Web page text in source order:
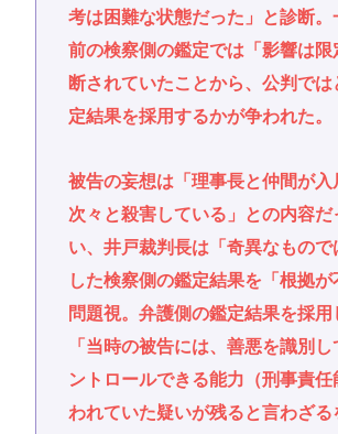
考は困難な状態だった」と診断。
前の検察側の鑑定では「影響は限
断されていたことから、公判では
定結果を採用するかが争われた。
被告の妄想は「理事長と仲間が入
次々と殺害している」との内容だ
い、井戸裁判長は「奇異なもので
した検察側の鑑定結果を「根拠が
問題視。弁護側の鑑定結果を採用
「当時の被告には、善悪を識別し
ントロールできる能力（刑事責任
われていた疑いが残ると言わざる